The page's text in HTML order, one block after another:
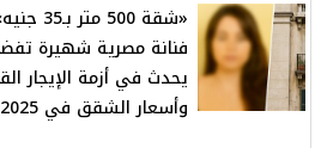
«شقة 500 متر
فنانة مصرية شهيرة
يحدث في أزمة الإيجار
وأسعار الشقق في 2025